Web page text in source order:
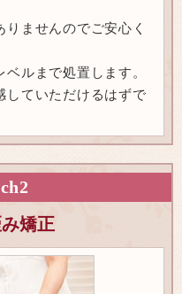
ませんのでご安心く
ルまで処置します。
していただけるはずで
2
矯正